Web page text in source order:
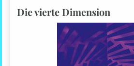
Die vierte Dimension